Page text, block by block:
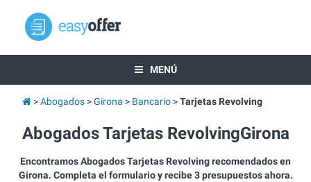
MENÚ
Abogados Girona Bancario Tarjetas Revolving
Abogados Tarjetas RevolvingGirona
Encontramos Abogados Tarjetas Revolving recomendados en
Girona. Completa el formulario y recibe 3 presupuestos ahora.